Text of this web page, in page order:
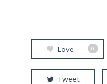
Love 0
Tweet